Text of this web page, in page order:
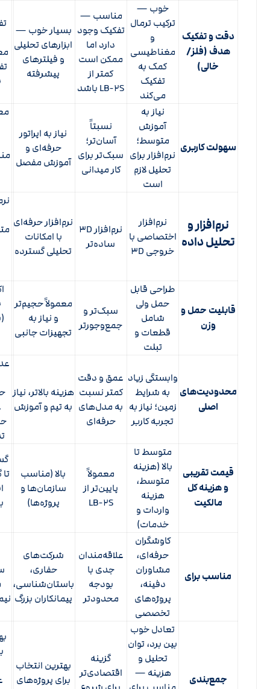
دقت و تفکیک
هدف (فلز/
خالی)
خوب —
ترکیب ترمال
و
مغناطیسی
کمک به
تفکیک
می‌کند
مناسب —
تفکیک وجود
دارد اما
ممکن است
کمتر از
LB-۲S باشد
بسیار خوب —
ابزارهای تحلیلی
و فیلترهای
پیشرفته
سهولت کاربری
نیاز به
آموزش
متوسط؛
نرم‌افزار برای
تحلیل لازم
است
نسبتاً
آسان‌تر؛
سبک‌تر برای
کار میدانی
نیاز به اپراتور
حرفه‌ای و
آموزش مفصل
نرم‌افزار و
تحلیل داده
نرم‌افزار
اختصاصی با
خروجی ۳D
نرم‌افزار ۳D
ساده‌تر
نرم‌افزار حرفه‌ای
با امکانات
تحلیلی گسترده
قابلیت حمل و
وزن
طراحی قابل
حمل ولی
شامل
قطعات و
تبلت
سبک‌تر و
جمع‌وجورتر
معمولاً حجیم‌تر
و نیاز به
تجهیزات جانبی
محدودیت‌های
اصلی
وابستگی زیاد
به شرایط
زمین؛ نیاز به
تجربه کاربر
عمق و دقت
کمتر نسبت
به مدل‌های
حرفه‌ای
هزینه بالاتر، نیاز
به تیم و آموزش
قیمت تقریبی
و هزینه کل
مالکیت
متوسط تا
بالا (هزینه
متوسط،
هزینه
واردات و
خدمات)
معمولاً
پایین‌تر از
LB-۲S
بالا (مناسب
سازمان‌ها و
پروژه‌ها)
مناسب برای
کاوشگران
حرفه‌ای،
مشاوران
دفینه،
پروژه‌های
تخصصی
علاقه‌مندان
جدی با
بودجه
محدود‌تر
شرکت‌های
حفاری،
باستان‌شناسی،
پیمانکاران بزرگ
جمع‌بندی
تعادل خوب
بین برد، توان
تحلیل و
هزینه —
گزینه
اقتصادی‌تر
بهترین انتخاب
برای پروژه‌های